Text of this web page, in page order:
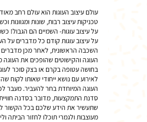
עולם עיצוב העוגות הוא עולם רחב
טכניקות עיצוב רבות, שונות ומגוונות
על עיצוב עוגות- השמיים הם הגבול!
על עיצוב עוגות קודם כל מדברים על
השכבה הראשונית, לאחר מכן מדברים
העוגה והקישוטים שהופכים את
בחושה עטופה בקרם או בצק סוכר
לאירוע עם נושא ייחודי שאותו לקוח
העוגה המיוחדת בחר להעביר. מעבר
סדנת התמקצעות, מדובר בסדנה
שתעשיר את הידע שלכם בכל הקשור
מעוצבות ולגמרי תוכלו לחזור הביתה